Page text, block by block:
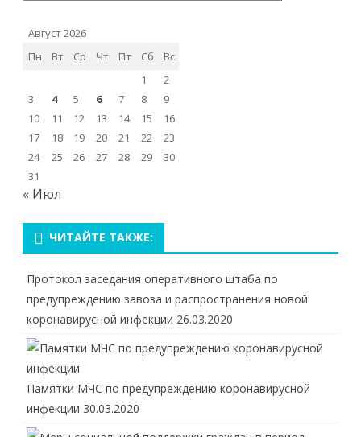
Август 2026
Пн
Вт Ср Чт Пт Сб
Вс
1
2
3
4 5 6 7 8
9
10
11 12 13 14 15
16
17
18 19 20 21 22
23
24
25 26 27 28 29
30
31
« Июл
ЧИТАЙТЕ ТАКЖЕ:
Протокол заседания оперативного штаба по
предупреждению завоза и распространения новой
коронавирусной инфекции 26.03.2020
Памятки МЧС по предупреждению коронавирусной
инфекции 30.03.2020